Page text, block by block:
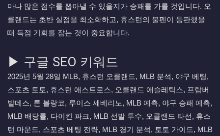
마나 많은 점수를 뽑아낼 수 있을지가 승패를 가를 것입니다. 오
클랜드는 초반 실점을 최소화하고, 휴스턴의 불펜이 등판했을
때 득점 기회를 잡는 것이 중요합니다.
▶ 구글 SEO 키워드
2025년 5월 28일 MLB, 휴스턴 오클랜드, MLB 분석, 야구 베팅,
스포츠 토토, 휴스턴 애스트로스, 오클랜드 애슬레틱스, 프람버
발데스, 론 블랑코, 루이스 세베리노, MLB 예측, 야구 승패 예측,
MLB 배당률, 다이킨 파크, MLB 선발 투수, 오클랜드 타선, 휴스
턴 마운드, 스포츠 베팅 전략, MLB 경기 분석, 토토 가이드, MLB